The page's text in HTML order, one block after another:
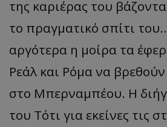
της καριέρας του
το πραγματικό σπίτι
αργότερα η μοίρα τα
Ρεάλ και Ρόμα να
στο Μπερναμπέου. Η
του Τότι για εκείνες τις